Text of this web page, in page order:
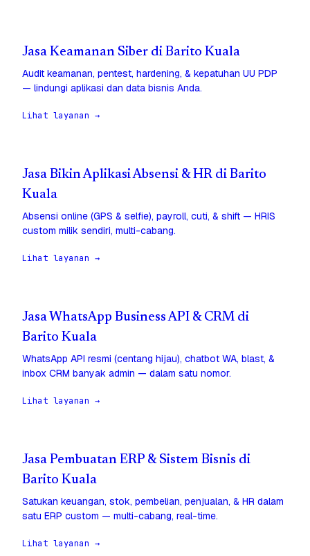
Jasa Keamanan Siber di Barito Kuala
Audit keamanan, pentest, hardening, & kepatuhan UU PDP
— lindungi aplikasi dan data bisnis Anda.
Lihat layanan →
Jasa Bikin Aplikasi Absensi & HR di Barito
Kuala
Absensi online (GPS & selfie), payroll, cuti, & shift — HRIS
custom milik sendiri, multi-cabang.
Lihat layanan →
Jasa WhatsApp Business API & CRM di
Barito Kuala
WhatsApp API resmi (centang hijau), chatbot WA, blast, &
inbox CRM banyak admin — dalam satu nomor.
Lihat layanan →
Jasa Pembuatan ERP & Sistem Bisnis di
Barito Kuala
Satukan keuangan, stok, pembelian, penjualan, & HR dalam
satu ERP custom — multi-cabang, real-time.
Lihat layanan →